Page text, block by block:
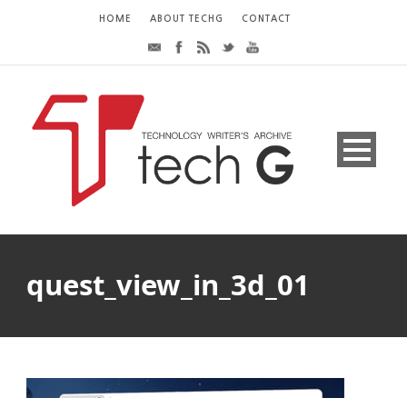
HOME ABOUT TECHG CONTACT
quest_view_in_3d_01